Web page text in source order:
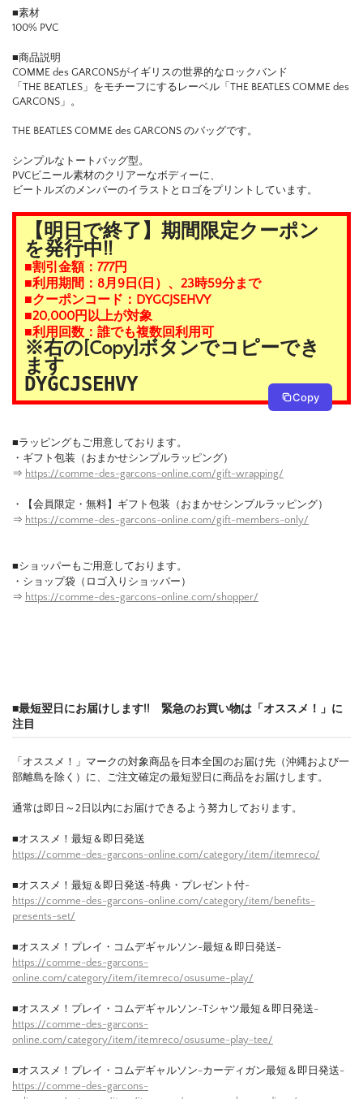
■素材
100% PVC
■商品説明
COMME des GARCONSがイギリスの世界的なロックバンド
「THE BEATLES」をモチーフにするレーベル「THE BEATLES COMME des
GARCONS」。
THE BEATLES COMME des GARCONS のバッグです。
シンプルなトートバッグ型。
PVCビニール素材のクリアーなボディーに、
ビートルズのメンバーのイラストとロゴをプリントしています。
【明日で終了】期間限定クーポン
を発行中!!
■割引金額：777円
■利用期間：8月9日(日）、23時59分まで
■クーポンコード：DYGCJSEHVY
■20,000円以上が対象
■利用回数：誰でも複数回利用可
※右の[Copy]ボタンでコピーでき
ます
DYGCJSEHVY
Copy
■ラッピングもご用意しております。
・ギフト包装（おまかせシンプルラッピング）
⇒ https://comme-des-garcons-online.com/gift-wrapping/
・【会員限定・無料】ギフト包装（おまかせシンプルラッピング）
⇒ https://comme-des-garcons-online.com/gift-members-only/
■ショッパーもご用意しております。
・ショップ袋（ロゴ入りショッパー）
⇒ https://comme-des-garcons-online.com/shopper/
■最短翌日にお届けします!! 緊急のお買い物は「オススメ！」に
注目
「オススメ！」マークの対象商品を日本全国のお届け先（沖縄および一
部離島を除く）に、ご注文確定の最短翌日に商品をお届けします。
通常は即日～2日以内にお届けできるよう努力しております。
■オススメ！最短＆即日発送
https://comme-des-garcons-online.com/category/item/itemreco/
■オススメ！最短＆即日発送-特典・プレゼント付-
https://comme-des-garcons-online.com/category/item/benefits-
presents-set/
■オススメ！プレイ・コムデギャルソン-最短＆即日発送-
https://comme-des-garcons-
online.com/category/item/itemreco/osusume-play/
■オススメ！プレイ・コムデギャルソン-Tシャツ最短＆即日発送-
https://comme-des-garcons-
online.com/category/item/itemreco/osusume-play-tee/
■オススメ！プレイ・コムデギャルソン-カーディガン最短＆即日発送-
https://comme-des-garcons-